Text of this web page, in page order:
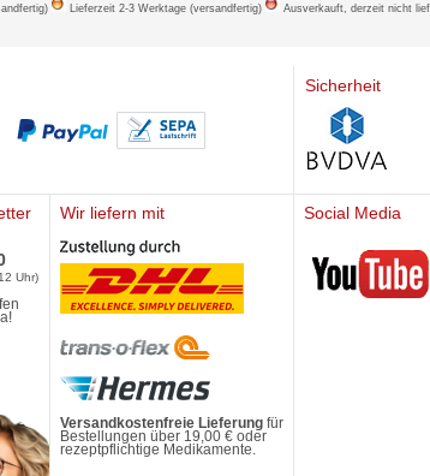
Lieferzeit 2-3 Werktage (versandfertig) Ausverkauft, derzeit nicht
Sicherheit
Uhr)
Wir liefern mit
Versandkostenfreie Lieferungfür
Bestellungen über 19,00 € oder
rezeptpflichtige Medikamente.
Social Media